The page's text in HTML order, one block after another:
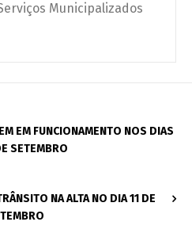
Municipalizados
EM FUNCIONAMENTO NOS DIAS
SETEMBRO
NA ALTA NO DIA 11 DE